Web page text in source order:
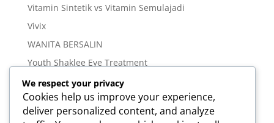
Vitamin Sintetik vs Vitamin Semulajadi
Vivix
WANITA BERSALIN
Youth Shaklee Eye Treatment
YOUTH SKIN CARE SERIES
Meta
We respect your privacy
Cookies help us improve your experience,
deliver personalized content, and analyze